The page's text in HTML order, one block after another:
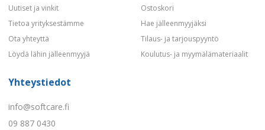
Uutiset ja vinkit
Tietoa yrityksestämme
Ota yhteyttä
Löydä lähin jälleenmyyjä
Ostoskori
Hae jälleenmyyjäksi
Tilaus- ja tarjouspyyntö
Koulutus- ja myymälämateriaalit
Yhteystiedot
info@softcare.fi
09 887 0430